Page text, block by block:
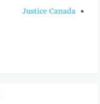
Justice Canada